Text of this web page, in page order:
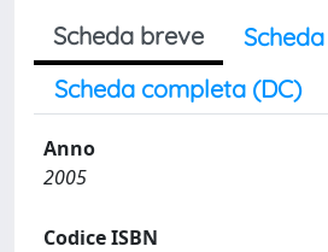
Scheda breve
Scheda completa (DC)
Anno
2005
Codice ISBN